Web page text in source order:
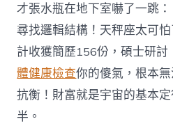
才張水瓶在地下室嚇了一跳
尋找邏輯結構！天秤座太可
計收獲簡歷156份，碩士研討
體健康檢查你的傻氣，根本
抗衡！財富就是宇宙的基本
半。